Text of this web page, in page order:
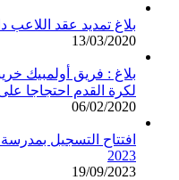
بلاغ تمديد عقد اللاعب
13/03/2020
بلاغ : فريق أولمبيك
لكرة القدم احتجاجا
06/02/2020
2023
19/09/2023